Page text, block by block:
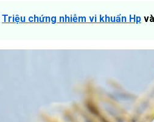
Triệu chứng nhiễm vi khuẩn Hp